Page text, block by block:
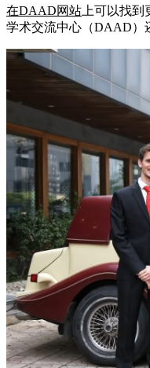
在DAAD网站 上可以找
学术交流中心（DAAD）